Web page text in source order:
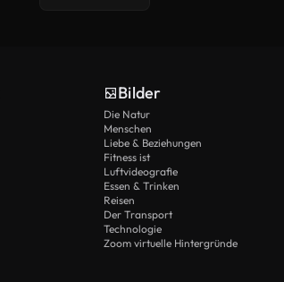
Bilder
Die Natur
Menschen
Liebe & Beziehungen
Fitness ist
Luftvideografie
Essen & Trinken
Reisen
Der Transport
Technologie
Zoom virtuelle Hintergründe